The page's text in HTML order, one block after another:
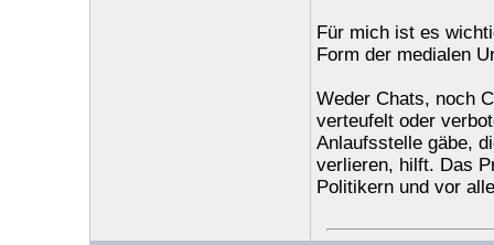
Für mich ist es
Form der medialen
Weder Chats, noch
verteufelt oder
Anlaufsstelle gäbe,
verlieren, hilft. Das
Politikern und vor